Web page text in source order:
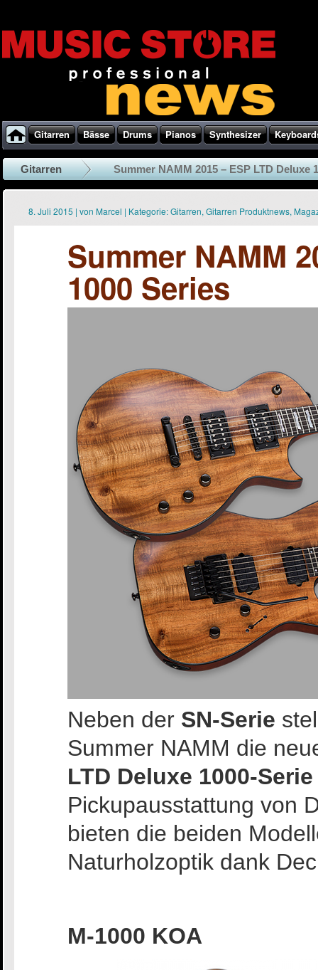
Gitarren Bässe Drums Pianos Synthesizer
Gitarren Summer NAMM 2015 – ESP LTD Deluxe
8. Juli 2015 | von Marcel | Kategorie:Gitarren, Gitarren Produktnews,
Summer NAMM
1000 Series
Neben der SN-Serie
Summer NAMM die
LTD Deluxe 1000-Serie
Pickupausstattung von
bieten die beiden
Naturholzoptik dank
M-1000 KOA